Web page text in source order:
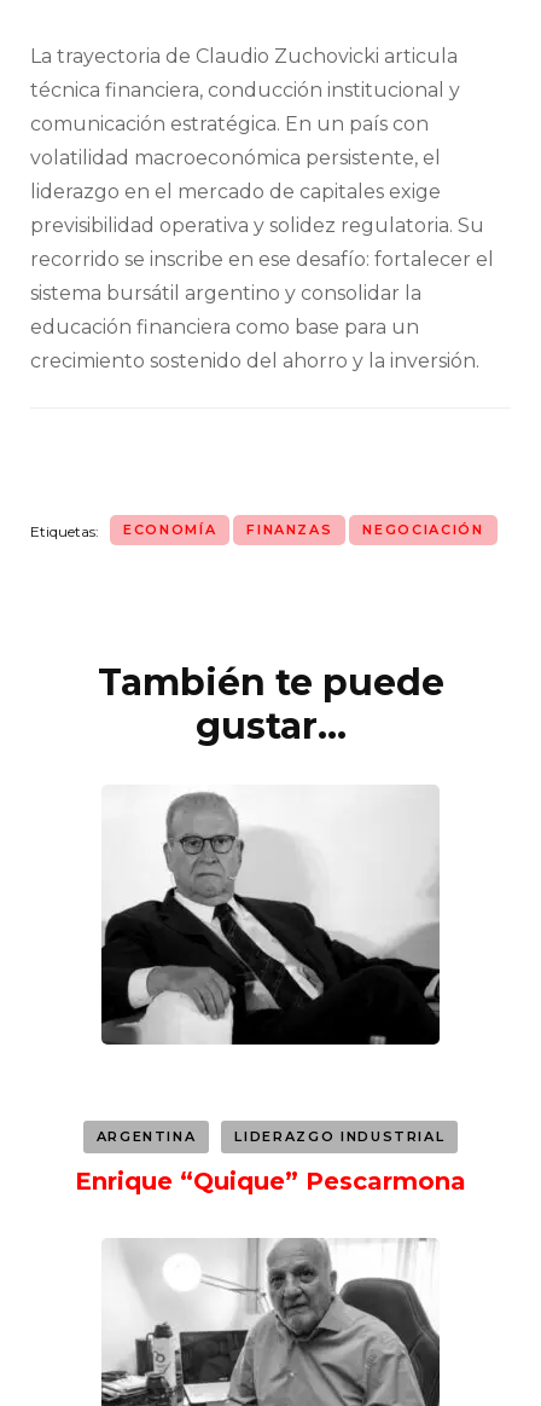
La trayectoria de Claudio Zuchovicki articula
técnica financiera, conducción institucional y
comunicación estratégica. En un país con
volatilidad macroeconómica persistente, el
liderazgo en el mercado de capitales exige
previsibilidad operativa y solidez regulatoria. Su
recorrido se inscribe en ese desafío: fortalecer el
sistema bursátil argentino y consolidar la
educación financiera como base para un
crecimiento sostenido del ahorro y la inversión.
Etiquetas: ECONOMÍA FINANZAS NEGOCIACIÓN
NavegaciónTambién te puede
gustar...
ARGENTINA LIDERAZGO INDUSTRIAL
Enrique “Quique” Pescarmona